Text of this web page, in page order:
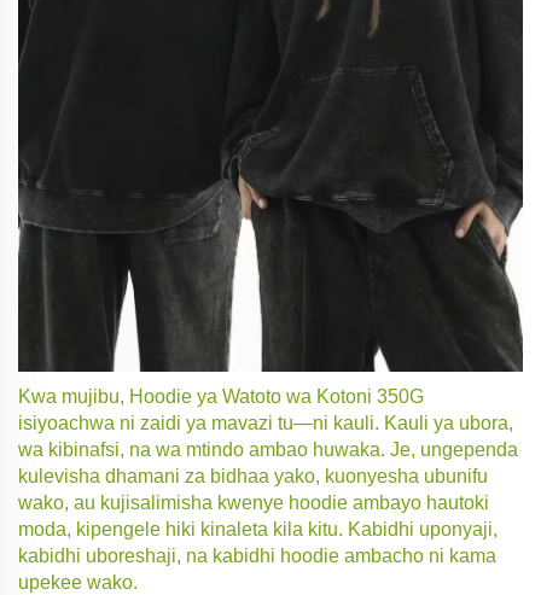
Kwa mujibu, Hoodie ya Watoto wa Kotoni 350G
isiyoachwa ni zaidi ya mavazi tu—ni kauli. Kauli ya ubora,
wa kibinafsi, na wa mtindo ambao huwaka. Je, ungependa
kulevisha dhamani za bidhaa yako, kuonyesha ubunifu
wako, au kujisalimisha kwenye hoodie ambayo hautoki
moda, kipengele hiki kinaleta kila kitu. Kabidhi uponyaji,
kabidhi uboreshaji, na kabidhi hoodie ambacho ni kama
upekee wako.